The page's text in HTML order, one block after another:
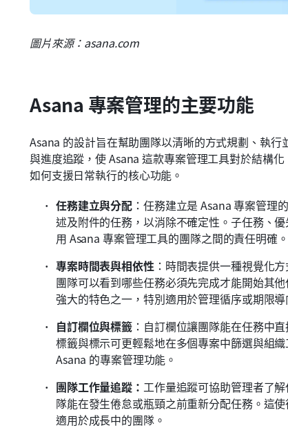
圖片來源：asana.com
Asana 專案管理的主要功能
Asana 的設計旨在幫助團隊以清晰的方式規劃、執
與進度追蹤，使 Asana 這款專案管理工具對於結構
如何支援日常執行的核心功能。
任務建立與分配 ：任務建立是 Asana 專案管理
述及附件的任務，以消除不確定性。子任務、
用 Asana 專案管理工具的團隊之間的責任明確。
專案時間表與相依性：時間表提供一種視覺化
團隊可以看到哪些任務必須先完成才能開始其
強大的特色之一，特別適用於管理循序或期限導
自訂欄位與標籤 ：自訂欄位讓團隊能在任務中
標籤與標示可更輕鬆地在多個專案中篩選與組
Asana 的專案管理功能。
團隊工作量追蹤： 工作量追蹤可協助管理者了
隊能在發生倦怠或瓶頸之前重新分配任務。這
適用於成長中的團隊。